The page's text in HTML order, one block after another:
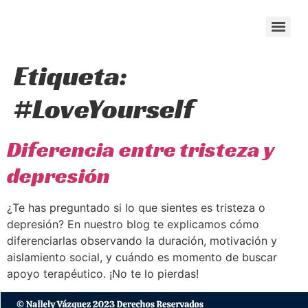
Etiqueta:
#LoveYourself
Diferencia entre tristeza y
depresión
¿Te has preguntado si lo que sientes es tristeza o
depresión? En nuestro blog te explicamos cómo
diferenciarlas observando la duración, motivación y
aislamiento social, y cuándo es momento de buscar
apoyo terapéutico. ¡No te lo pierdas!